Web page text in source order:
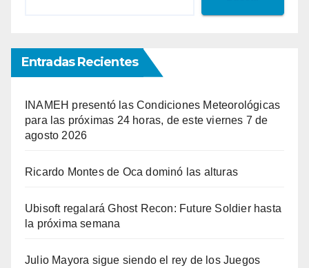
Entradas Recientes
INAMEH presentó las Condiciones Meteorológicas
para las próximas 24 horas, de este viernes 7 de
agosto 2026
Ricardo Montes de Oca dominó las alturas
Ubisoft regalará Ghost Recon: Future Soldier hasta
la próxima semana
Julio Mayora sigue siendo el rey de los Juegos